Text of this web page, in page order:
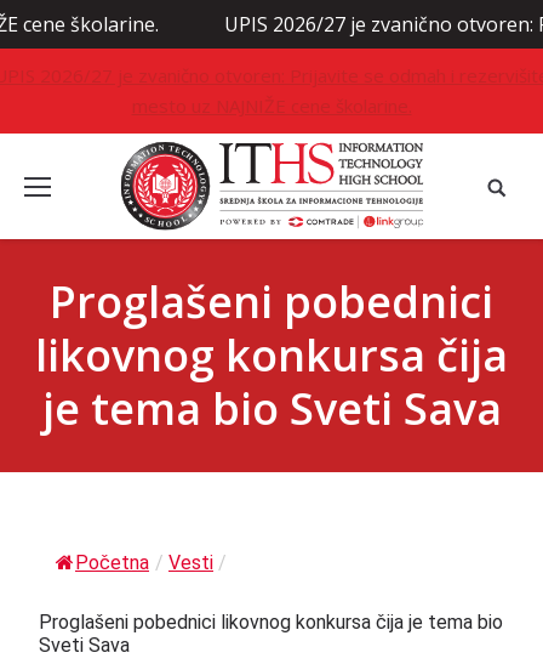
UPIS 2026/27 je zvanično otvoren: Prijavite
2026/27 je zvanično otvoren: Prijavite se odmah i
mesto uz NAJNIŽE cene školarine.
Proglašeni pobednici
likovnog konkursa čija
je tema bio Sveti Sava
Početna / Vesti /
Proglašeni pobednici likovnog konkursa čija je tema bio
Sveti Sava